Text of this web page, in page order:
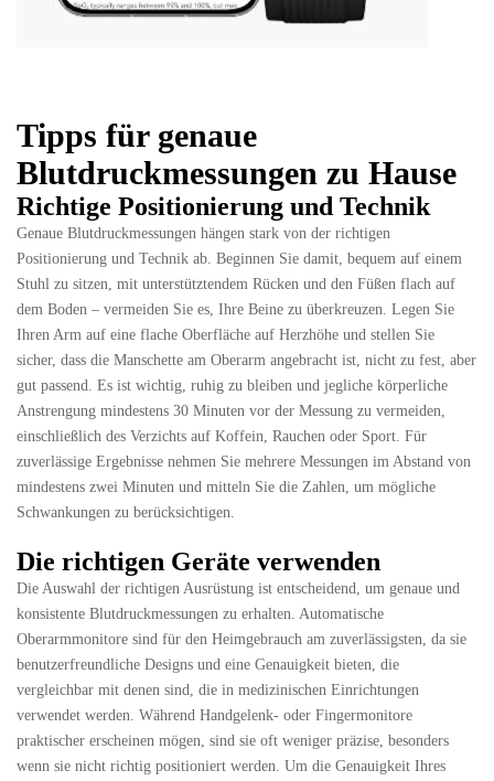
Tipps für genaue
Blutdruckmessungen zu Hause
Richtige Positionierung und Technik
Genaue Blutdruckmessungen hängen stark von der richtigen
Positionierung und Technik ab. Beginnen Sie damit, bequem auf einem
Stuhl zu sitzen, mit unterstütztendem Rücken und den Füßen flach auf
dem Boden – vermeiden Sie es, Ihre Beine zu überkreuzen. Legen Sie
Ihren Arm auf eine flache Oberfläche auf Herzhöhe und stellen Sie
sicher, dass die Manschette am Oberarm angebracht ist, nicht zu fest, aber
gut passend. Es ist wichtig, ruhig zu bleiben und jegliche körperliche
Anstrengung mindestens 30 Minuten vor der Messung zu vermeiden,
einschließlich des Verzichts auf Koffein, Rauchen oder Sport. Für
zuverlässige Ergebnisse nehmen Sie mehrere Messungen im Abstand von
mindestens zwei Minuten und mitteln Sie die Zahlen, um mögliche
Schwankungen zu berücksichtigen.
Die richtigen Geräte verwenden
Die Auswahl der richtigen Ausrüstung ist entscheidend, um genaue und
konsistente Blutdruckmessungen zu erhalten. Automatische
Oberarmmonitore sind für den Heimgebrauch am zuverlässigsten, da sie
benutzerfreundliche Designs und eine Genauigkeit bieten, die
vergleichbar mit denen sind, die in medizinischen Einrichtungen
verwendet werden. Während Handgelenk- oder Fingermonitore
praktischer erscheinen mögen, sind sie oft weniger präzise, besonders
wenn sie nicht richtig positioniert werden. Um die Genauigkeit Ihres